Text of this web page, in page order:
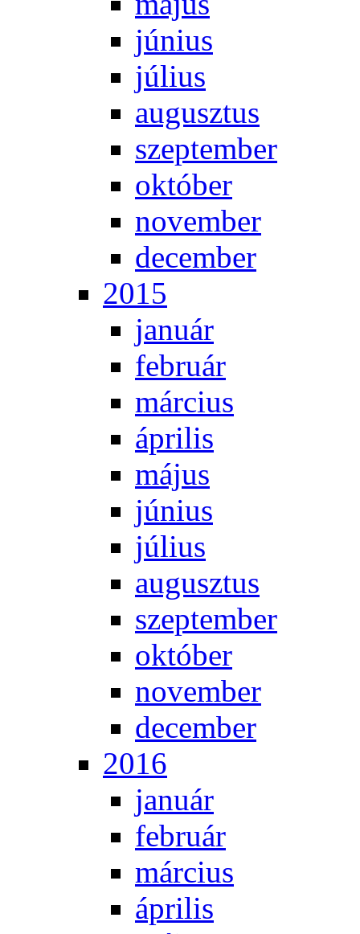
jú­ni­us
jú­li­us
au­gusz­tus
szep­tem­ber
ok­tó­ber
no­vem­ber
de­cem­ber
2015
ja­nu­ár
feb­ru­ár
már­ci­us
áp­ri­lis
má­jus
jú­ni­us
jú­li­us
au­gusz­tus
szep­tem­ber
ok­tó­ber
no­vem­ber
de­cem­ber
2016
ja­nu­ár
feb­ru­ár
már­ci­us
áp­ri­lis